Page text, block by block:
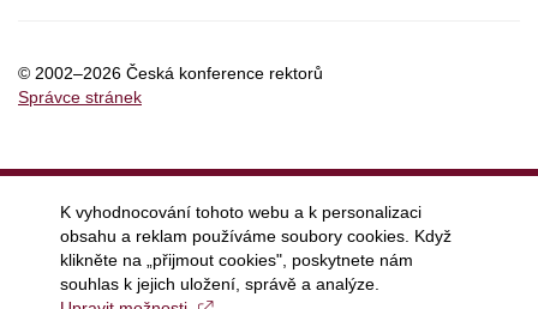
© 2002–2026 Česká konference rektorů
Správce stránek
K vyhodnocování tohoto webu a k personalizaci
obsahu a reklam používáme soubory cookies. Když
klikněte na „přijmout cookies", poskytnete nám
souhlas k jejich uložení, správě a analýze.